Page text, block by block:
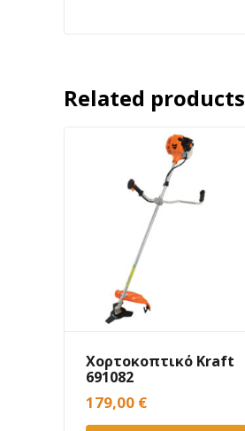
Related products
Χορτοκοπτικό Kraft
691082
179,00 €